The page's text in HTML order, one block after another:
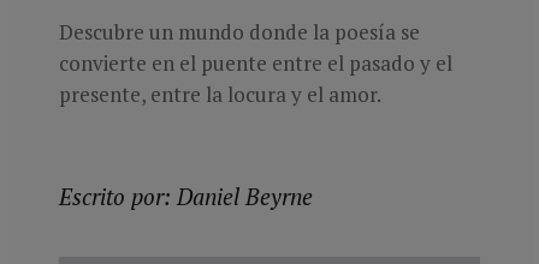
Descubre un mundo donde la poesía se
convierte en el puente entre el pasado y el
presente, entre la locura y el amor.
Escrito por: Daniel Beyrne